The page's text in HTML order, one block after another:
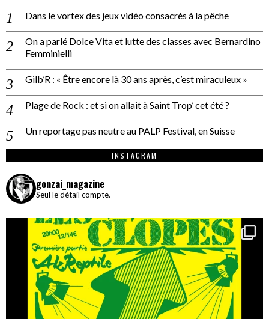
Dans le vortex des jeux vidéo consacrés à la pêche
On a parlé Dolce Vita et lutte des classes avec Bernardino
Femminielli
Gilb’R : « Être encore là 30 ans après, c’est miraculeux »
Plage de Rock : et si on allait à Saint Trop’ cet été ?
Un reportage pas neutre au PALP Festival, en Suisse
INSTAGRAM
gonzai_magazine
Seul le détail compte.